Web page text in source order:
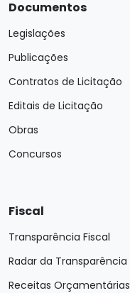
Documentos
Legislações
Publicações
Contratos de Licitação
Editais de Licitação
Obras
Concursos
Fiscal
Transparência Fiscal
Radar da Transparência
Receitas Orçamentárias